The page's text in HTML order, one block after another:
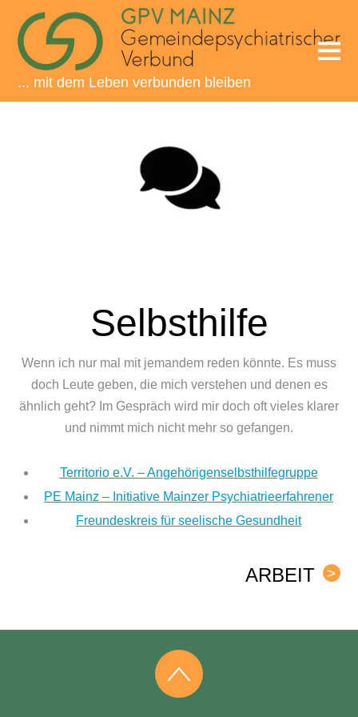
... mit dem Leben verbunden bleiben
Selbsthilfe
Wenn ich nur mal mit jemandem reden könnte. Es muss
doch Leute geben, die mich verstehen und denen es
ähnlich geht? Im Gespräch wird mir doch oft vieles klarer
und nimmt mich nicht mehr so gefangen.
Territorio e.V. – Angehörigenselbsthilfegruppe
PE Mainz – Initiative Mainzer Psychiatrieerfahrener
Freundeskreis für seelische Gesundheit
>
ARBEIT